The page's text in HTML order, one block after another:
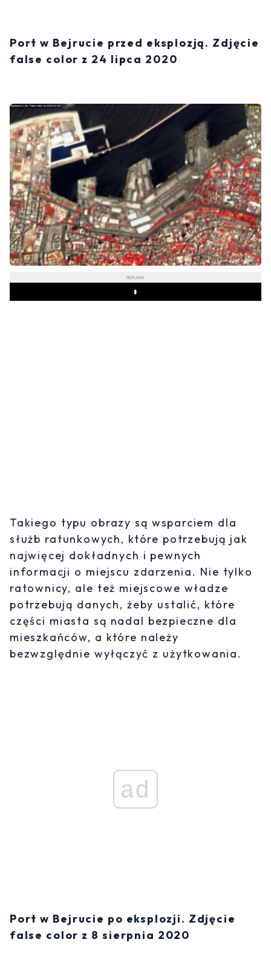
Port w Bejrucie przed eksplozją. Zdjęcie
false color z 24 lipca 2020
REKLAMA
Play
Takiego typu obrazy są wsparciem dla
służb ratunkowych, które potrzebują jak
najwięcej dokładnych i pewnych
informacji o miejscu zdarzenia. Nie tylko
ratownicy, ale też miejscowe władze
potrzebują danych, żeby ustalić, które
części miasta są nadal bezpieczne dla
mieszkańców, a które należy
bezwzględnie wyłączyć z użytkowania.
ad
Port w Bejrucie po eksplozji. Zdjęcie
false color z 8 sierpnia 2020